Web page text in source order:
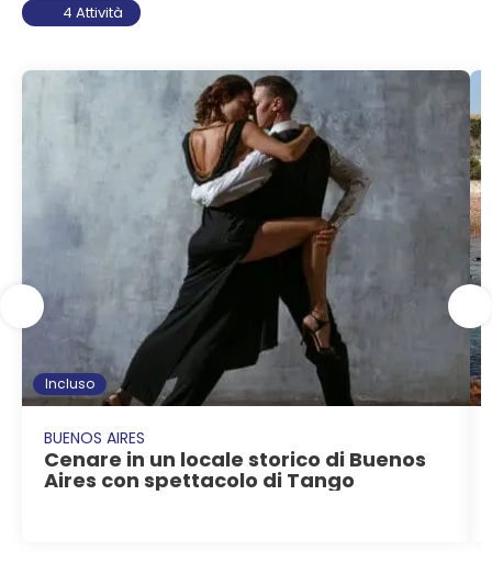
4 Attività
Incluso
BUENOS AIRES
Cenare in un locale storico di Buenos
Aires con spettacolo di Tango